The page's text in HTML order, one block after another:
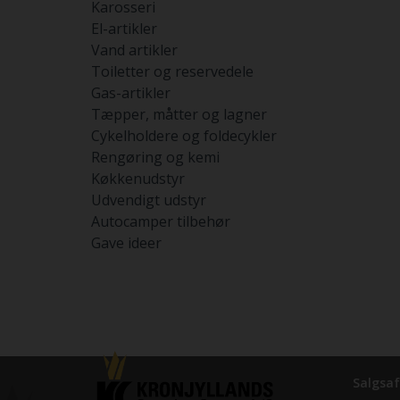
Karosseri
El-artikler
Vand artikler
Toiletter og reservedele
Gas-artikler
Tæpper, måtter og lagner
Cykelholdere og foldecykler
Rengøring og kemi
Køkkenudstyr
Udvendigt udstyr
Autocamper tilbehør
Gave ideer